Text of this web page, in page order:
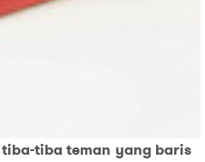
tiba teman yang baris